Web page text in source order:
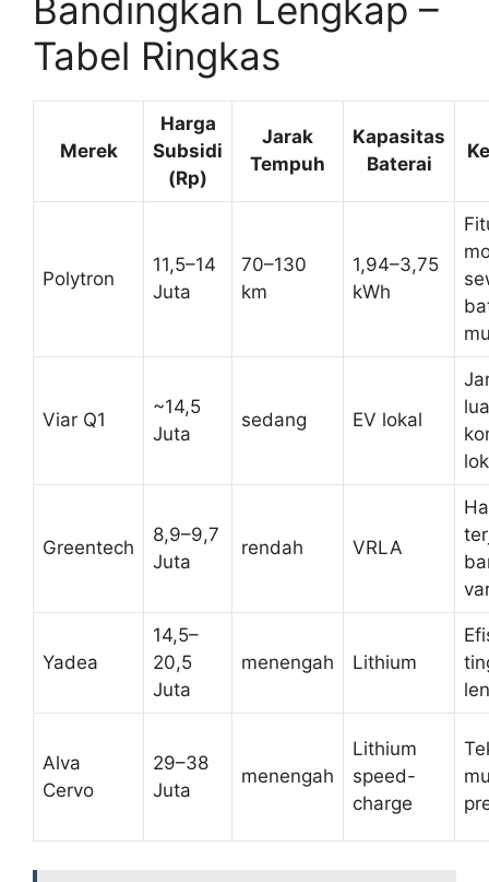
Bandingkan Lengkap –
Tabel Ringkas
Merek
Harga
Subsidi
(Rp)
Jarak
Tempuh
Kapasitas
Baterai
Polytron
11,5–14
Juta
70–130
km
1,94–3,75
kWh
Viar Q1
~14,5
Juta
sedang EV lokal
Greentech
8,9–9,7
Juta
rendah VRLA
Yadea
14,5–
20,5
Juta
menengah Lithium
Alva
Cervo
29–38
Juta
menengah
Lithium
speed-
charge